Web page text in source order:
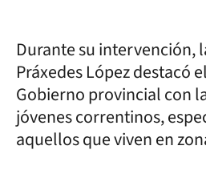
Durante su intervención,
Práxedes López destacó
Gobierno provincial con
jóvenes correntinos,
aquellos que viven en